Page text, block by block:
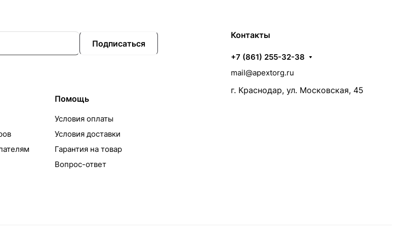
Подписаться
Помощь
Условия оплаты
Условия доставки
Гарантия на товар
Вопрос-ответ
Контакты
+7 (861) 255-32-38
mail@apextorg.ru
г. Краснодар, ул. Московская, 45